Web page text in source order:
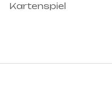
Kartenspiel